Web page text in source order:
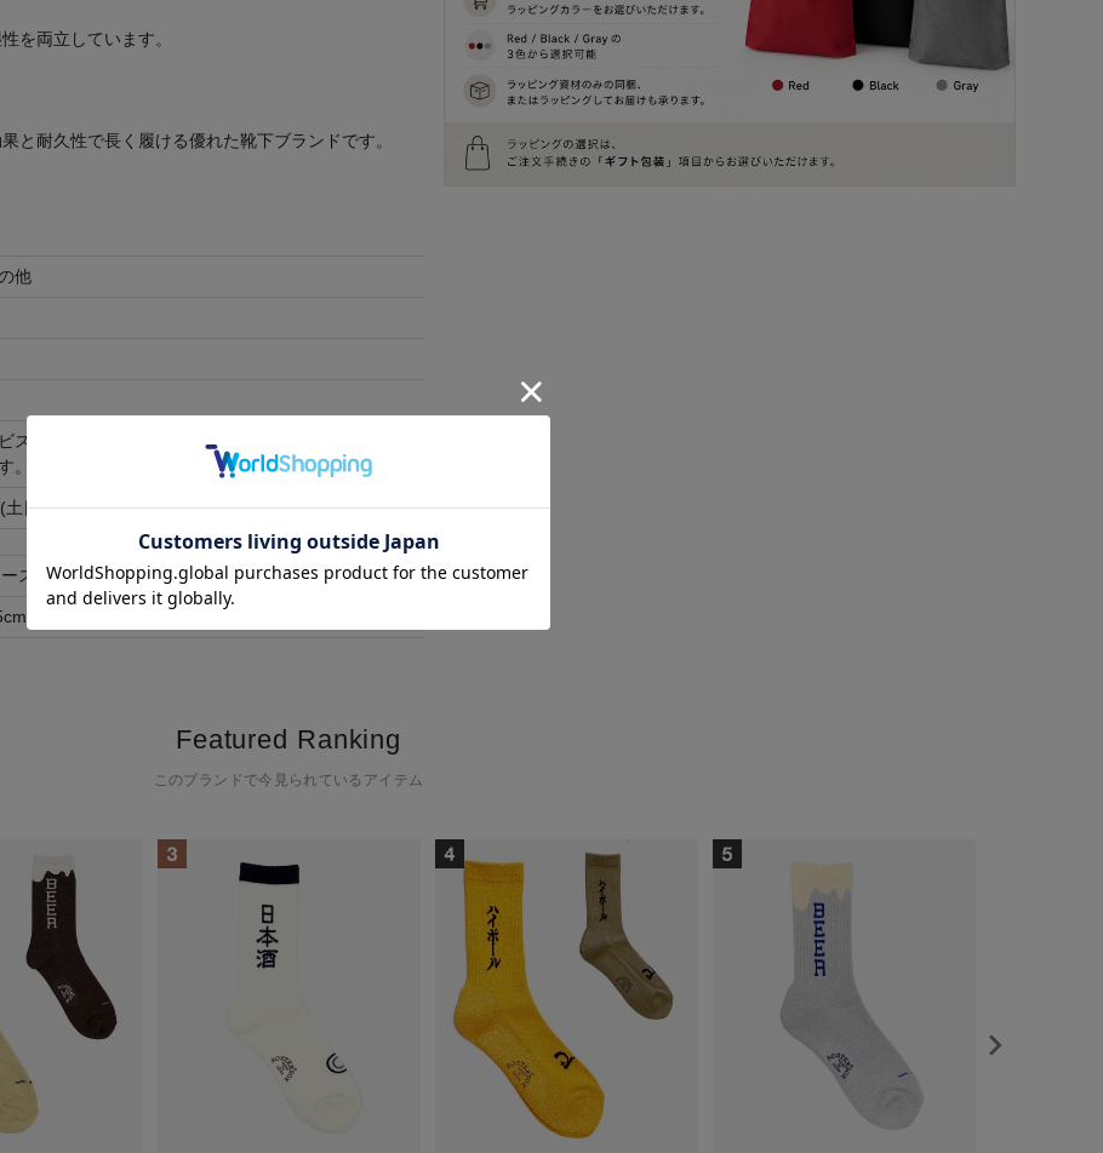
を両立しています。
と耐久性で長く履ける優れた靴下ブランドです。
他
スをご利用ください。 ご自身で巾着に商品を入れて
。
土日祝除く)
ス メンズ
Featured Ranking
このブランドで今見られているアイテム